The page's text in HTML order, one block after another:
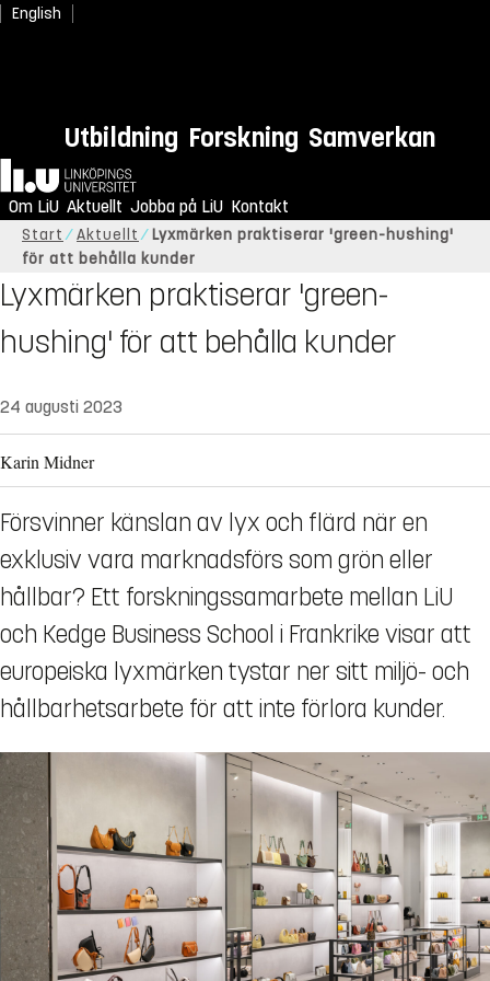
English
Utbildning Forskning Samverkan
Hem
Om LiU Aktuellt Jobba på LiU Kontakt
Start Aktuellt
Lyxmärken praktiserar 'green-hushing'
för att behålla kunder
Lyxmärken praktiserar 'green-
hushing' för att behålla kunder
24 augusti 2023
Karin Midner
Försvinner känslan av lyx och flärd när en
exklusiv vara marknadsförs som grön eller
hållbar? Ett forskningssamarbete mellan LiU
och Kedge Business School i Frankrike visar att
europeiska lyxmärken tystar ner sitt miljö- och
hållbarhetsarbete för att inte förlora kunder.